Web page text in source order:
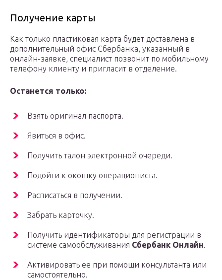
Получение карты
Как только пластиковая карта будет доставлена в
дополнительный офис Сбербанка, указанный в
онлайн-заявке, специалист позвонит по мобильному
телефону клиенту и пригласит в отделение.
Останется только:
Взять оригинал паспорта.
Явиться в офис.
Получить талон электронной очереди.
Подойти к окошку операциониста.
Расписаться в получении.
Забрать карточку.
Получить идентификаторы для регистрации в
системе самообслуживания Сбербанк Онлайн.
Активировать ее при помощи консультанта или
самостоятельно.